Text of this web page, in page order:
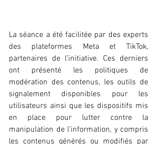
‎La séance a été facilitée par des experts
des plateformes Meta et TikTok,
partenaires de l’initiative. Ces derniers
ont présenté les politiques de
modération des contenus, les outils de
signalement disponibles pour les
utilisateurs ainsi que les dispositifs mis
en place pour lutter contre la
manipulation de l’information, y compris
les contenus générés ou modifiés par